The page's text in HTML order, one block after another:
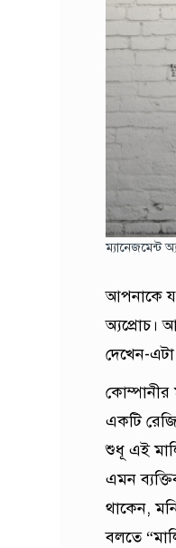
ম্যানেজমেন্ট
আপনাকে
অ্যপ্রোচ।
দেখেন-
কোম্পানীর
একটি
শুধূ এই
এমন
থাকেন,
বলতে